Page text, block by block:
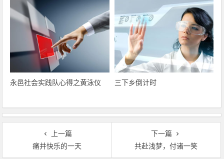
永邑社会实践队心得之黄泳仪 三下乡倒计时
上一篇
痛并快乐的一天
下一篇
共赴浅梦，付诸一笑